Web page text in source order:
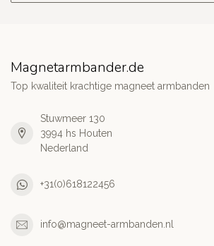
Magnetarmbander.de
Top kwaliteit krachtige magneet armbanden
Stuwmeer 130
3994 hs Houten
Nederland
+31(0)618122456
info@magneet-armbanden.nl